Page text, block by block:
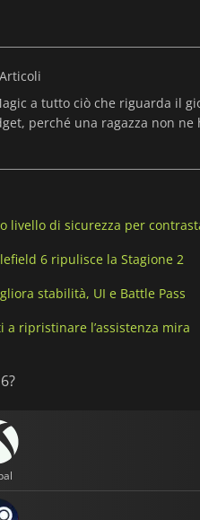
a tutto ciò che riguarda il
perché una ragazza non ne
livello di sicurezza per
6 ripulisce la Stagione 2
stabilità, UI e Battle Pass
ripristinare l’assistenza mira